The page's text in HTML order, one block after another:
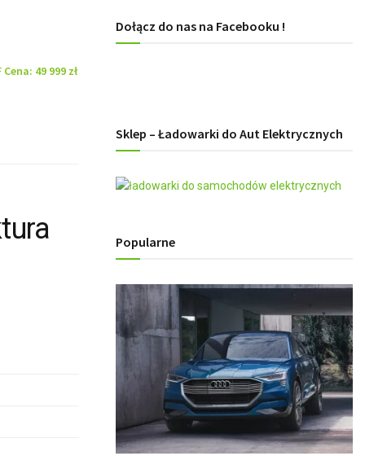
49 999 zł
Dołącz do nas na Facebooku !
Sklep – Ładowarki do Aut Elektrycznych
Popularne